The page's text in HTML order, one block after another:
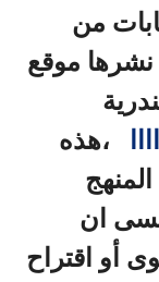
من
نشرها موقع
،هذه
ان
أو اقتراح